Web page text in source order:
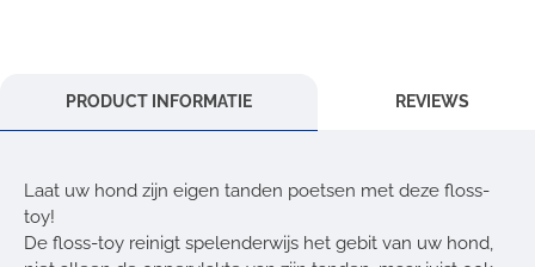
PRODUCT INFORMATIE REVIEWS
Laat uw hond zijn eigen tanden poetsen met deze floss-
toy!
De floss-toy reinigt spelenderwijs het gebit van uw hond,